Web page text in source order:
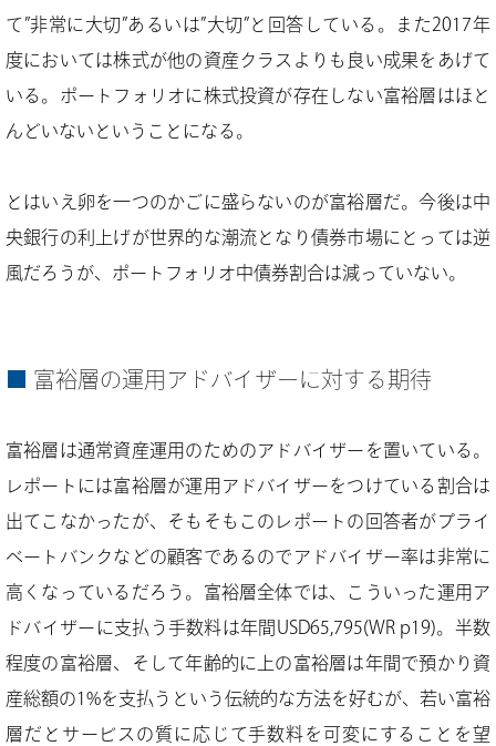
て”非常に大切”あるいは”大切”と回答している。また2017年
度においては株式が他の資産クラスよりも良い成果をあげて
いる。ポートフォリオに株式投資が存在しない富裕層はほと
んどいないということになる。
とはいえ卵を一つのかごに盛らないのが富裕層だ。今後は中
央銀行の利上げが世界的な潮流となり債券市場にとっては逆
風だろうが、ポートフォリオ中債券割合は減っていない。
富裕層の運用アドバイザーに対する期待
富裕層は通常資産運用のためのアドバイザーを置いている。
レポートには富裕層が運用アドバイザーをつけている割合は
出てこなかったが、そもそもこのレポートの回答者がプライ
ベートバンクなどの顧客であるのでアドバイザー率は非常に
高くなっているだろう。富裕層全体では、こういった運用ア
ドバイザーに支払う手数料は年間USD65,795(WR p19)。半数
程度の富裕層、そして年齢的に上の富裕層は年間で預かり資
産総額の1%を支払うという伝統的な方法を好むが、若い富裕
層だとサービスの質に応じて手数料を可変にすることを望